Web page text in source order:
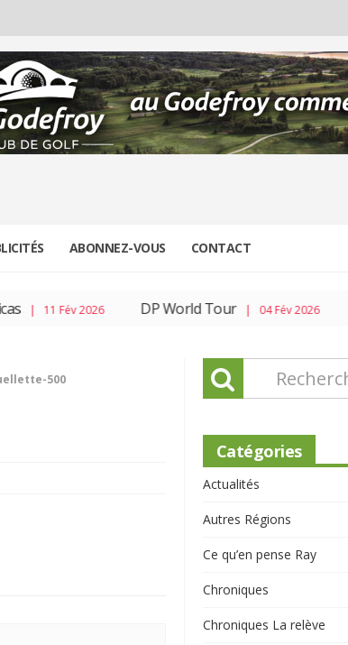
ABONNEZ-VOUS CONTACT
| 11 Fév 2026 DP World Tour| 04 Fév 2026
500
Catégories
Actualités
Autres Régions
Ce qu’en pense Ray
Chroniques
Chroniques La relève